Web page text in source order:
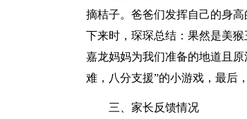
摘桔子。爸爸们发挥自己的身
下来时，琛琛总结：果然是美
嘉龙妈妈为我们准备的地道且
难，八分支援”的小游戏，最后
三、家长反馈情况